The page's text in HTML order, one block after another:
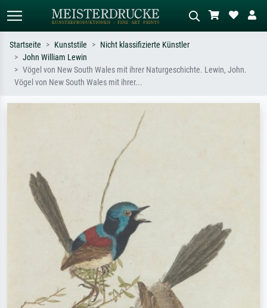
Standardsuche KI-Bildersuche
Suchen Sie nach Künstlern, Werktiteln
Beschreiben Sie die Szene – z.B. Grüne
Startseite Kunststile
Nicht klassifizierte Künstler
John William Lewin
Vögel von New South Wales mit ihrer Naturgeschichte. Lewin, John.
Vögel von New South Wales mit ihrer...